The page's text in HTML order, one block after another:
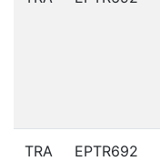
TRA EPTR692